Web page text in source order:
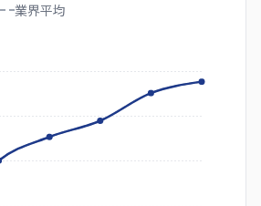
業界平均